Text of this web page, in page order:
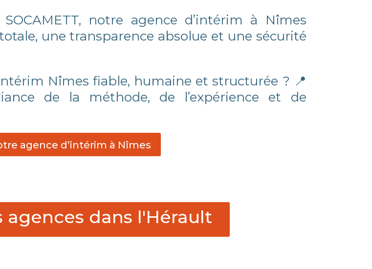
notre agence d’intérim à Nîmes
une transparence absolue et une sécurité
Nîmes fiable, humaine et structurée ? 📍
de la méthode, de l’expérience et de
agence d’intérim à Nîmes
agences dans l'Hérault